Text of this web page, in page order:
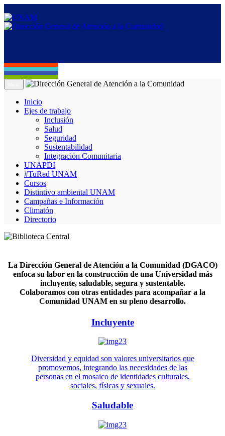
Inicio
Ejes de trabajo
Inclusión
Salud
Seguridad
Sustentabilidad
Integración Comunitaria
UNAPDI
#TuRed UNAM
Cursos
Distintivo ambiental UNAM
Campañas e Información
Climatón
Directorio
La Dirección General de Atención a la Comunidad (DGACO)
enfoca su labor en la construcción de una Universidad más
incluyente, saludable, segura y sustentable.
Colaboramos con otras entidades para acompañar a la
Comunidad UNAM en su pleno desarrollo.
Incluyente
Diversidad y equidad son valores universitarios que
promovemos, integrando las necesidades de las
personas en el mosaico de identidades culturales,
sociales, físicas y sexuales.
Saludable